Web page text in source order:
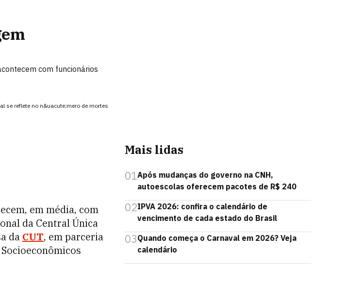
com funcionários
se reflete no n&uacute;mero de mortes
em média, com
da Central Única
da CUT, em parceria
Mais lidas
01Após mudanças do governo na CNH,
autoescolas oferecem pacotes de R$ 240
02IPVA 2026: confira o calendário de
vencimento de cada estado do Brasil
03Quando começa o Carnaval em 2026? Veja
calendário